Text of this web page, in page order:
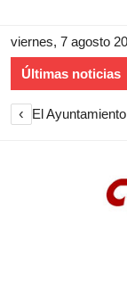
viernes, 7 agosto
Últimas noticias
‹